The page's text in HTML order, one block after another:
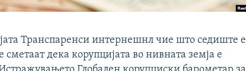
Транспаренси интернешнл чие што седиште е
дека корупцијата во нивната земја е